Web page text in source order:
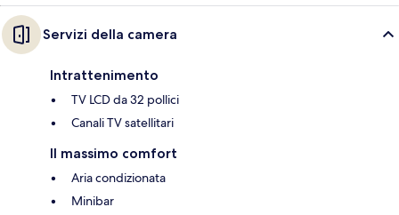
Servizi della camera
Intrattenimento
TV LCD da 32 pollici
Canali TV satellitari
Il massimo comfort
Aria condizionata
Minibar